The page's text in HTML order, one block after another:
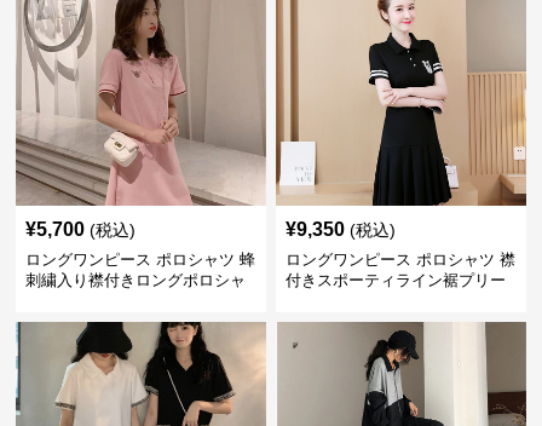
¥5,700 (税込)
ロングワンピース ポロシャツ 蜂
刺繍入り襟付きロングポロシャ
¥9,350 (税込)
ロングワンピース ポロシャツ 襟
付きスポーティライン裾プリー